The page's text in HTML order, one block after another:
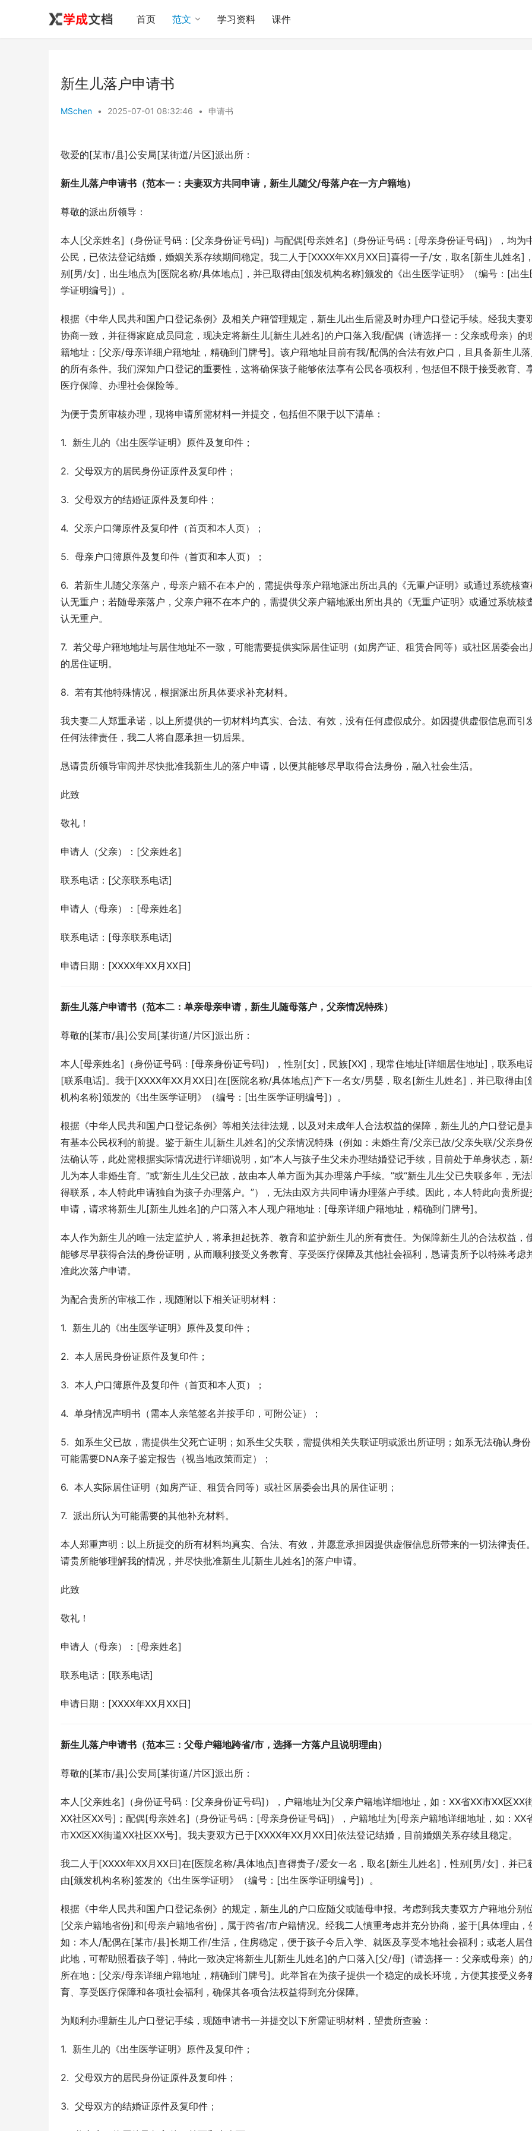
首页 范文 学习资料 课件
新生儿落户申请书
MSchen • 2025-07-01 08:32:46 • 申请书
敬爱的[某市/县]公安局[某街道/片区]派出所：
新生儿落户申请书（范本一：夫妻双方共同申请，新生儿随父/母落户在一方户籍地）
尊敬的派出所领导：
本人[父亲姓名]（身份证号码：[父亲身份证号码]）与配偶[母亲姓名]（身份证号码：[母亲身份证号码]），均为
公民，已依法登记结婚，婚姻关系存续期间稳定。我二人于[XXXX年XX月XX日]喜得一子/女，取名[新生儿姓名]
别[男/女]，出生地点为[医院名称/具体地点]，并已取得由[颁发机构名称]颁发的《出生医学证明》（编号：[出生
学证明编号]）。
根据《中华人民共和国户口登记条例》及相关户籍管理规定，新生儿出生后需及时办理户口登记手续。经我夫妻
协商一致，并征得家庭成员同意，现决定将新生儿[新生儿姓名]的户口落入我/配偶（请选择一：父亲或母亲）的
籍地址：[父亲/母亲详细户籍地址，精确到门牌号]。该户籍地址目前有我/配偶的合法有效户口，且具备新生儿
的所有条件。我们深知户口登记的重要性，这将确保孩子能够依法享有公民各项权利，包括但不限于接受教育、
医疗保障、办理社会保险等。
为便于贵所审核办理，现将申请所需材料一并提交，包括但不限于以下清单：
1.  新生儿的《出生医学证明》原件及复印件；
2.  父母双方的居民身份证原件及复印件；
3.  父母双方的结婚证原件及复印件；
4.  父亲户口簿原件及复印件（首页和本人页）；
5.  母亲户口簿原件及复印件（首页和本人页）；
6.  若新生儿随父亲落户，母亲户籍不在本户的，需提供母亲户籍地派出所出具的《无重户证明》或通过系统核
认无重户；若随母亲落户，父亲户籍不在本户的，需提供父亲户籍地派出所出具的《无重户证明》或通过系统核
认无重户。
7.  若父母户籍地地址与居住地址不一致，可能需要提供实际居住证明（如房产证、租赁合同等）或社区居委会出
的居住证明。
8.  若有其他特殊情况，根据派出所具体要求补充材料。
我夫妻二人郑重承诺，以上所提供的一切材料均真实、合法、有效，没有任何虚假成分。如因提供虚假信息而引
任何法律责任，我二人将自愿承担一切后果。
恳请贵所领导审阅并尽快批准我新生儿的落户申请，以便其能够尽早取得合法身份，融入社会生活。
此致
敬礼！
申请人（父亲）：[父亲姓名]
联系电话：[父亲联系电话]
申请人（母亲）：[母亲姓名]
联系电话：[母亲联系电话]
申请日期：[XXXX年XX月XX日]
新生儿落户申请书（范本二：单亲母亲申请，新生儿随母落户，父亲情况特殊）
尊敬的[某市/县]公安局[某街道/片区]派出所：
本人[母亲姓名]（身份证号码：[母亲身份证号码]），性别[女]，民族[XX]，现常住地址[详细居住地址]，联系电
[联系电话]。我于[XXXX年XX月XX日]在[医院名称/具体地点]产下一名女/男婴，取名[新生儿姓名]，并已取得由[
机构名称]颁发的《出生医学证明》（编号：[出生医学证明编号]）。
根据《中华人民共和国户口登记条例》等相关法律法规，以及对未成年人合法权益的保障，新生儿的户口登记是
有基本公民权利的前提。鉴于新生儿[新生儿姓名]的父亲情况特殊（例如：未婚生育/父亲已故/父亲失联/父亲身
法确认等，此处需根据实际情况进行详细说明，如“本人与孩子生父未办理结婚登记手续，目前处于单身状态，新
儿为本人非婚生育。”或“新生儿生父已故，故由本人单方面为其办理落户手续。”或“新生儿生父已失联多年，无
得联系，本人特此申请独自为孩子办理落户。”），无法由双方共同申请办理落户手续。因此，本人特此向贵所提
申请，请求将新生儿[新生儿姓名]的户口落入本人现户籍地址：[母亲详细户籍地址，精确到门牌号]。
本人作为新生儿的唯一法定监护人，将承担起抚养、教育和监护新生儿的所有责任。为保障新生儿的合法权益，
能够尽早获得合法的身份证明，从而顺利接受义务教育、享受医疗保障及其他社会福利，恳请贵所予以特殊考虑
准此次落户申请。
为配合贵所的审核工作，现随附以下相关证明材料：
1.  新生儿的《出生医学证明》原件及复印件；
2.  本人居民身份证原件及复印件；
3.  本人户口簿原件及复印件（首页和本人页）；
4.  单身情况声明书（需本人亲笔签名并按手印，可附公证）；
5.  如系生父已故，需提供生父死亡证明；如系生父失联，需提供相关失联证明或派出所证明；如系无法确认身
可能需要DNA亲子鉴定报告（视当地政策而定）；
6.  本人实际居住证明（如房产证、租赁合同等）或社区居委会出具的居住证明；
7.  派出所认为可能需要的其他补充材料。
本人郑重声明：以上所提交的所有材料均真实、合法、有效，并愿意承担因提供虚假信息所带来的一切法律责任
请贵所能够理解我的情况，并尽快批准新生儿[新生儿姓名]的落户申请。
此致
敬礼！
申请人（母亲）：[母亲姓名]
联系电话：[联系电话]
申请日期：[XXXX年XX月XX日]
新生儿落户申请书（范本三：父母户籍地跨省/市，选择一方落户且说明理由）
尊敬的[某市/县]公安局[某街道/片区]派出所：
本人[父亲姓名]（身份证号码：[父亲身份证号码]），户籍地址为[父亲户籍地详细地址，如：XX省XX市XX区XX
XX社区XX号]；配偶[母亲姓名]（身份证号码：[母亲身份证号码]），户籍地址为[母亲户籍地详细地址，如：XX
市XX区XX街道XX社区XX号]。我夫妻双方已于[XXXX年XX月XX日]依法登记结婚，目前婚姻关系存续且稳定。
我二人于[XXXX年XX月XX日]在[医院名称/具体地点]喜得贵子/爱女一名，取名[新生儿姓名]，性别[男/女]，并已
由[颁发机构名称]签发的《出生医学证明》（编号：[出生医学证明编号]）。
根据《中华人民共和国户口登记条例》的规定，新生儿的户口应随父或随母申报。考虑到我夫妻双方户籍地分别
[父亲户籍地省份]和[母亲户籍地省份]，属于跨省/市户籍情况。经我二人慎重考虑并充分协商，鉴于[具体理由，
如：本人/配偶在[某市/县]长期工作/生活，住房稳定，便于孩子今后入学、就医及享受本地社会福利；或老人居
此地，可帮助照看孩子等]，特此一致决定将新生儿[新生儿姓名]的户口落入[父/母]（请选择一：父亲或母亲）的
所在地：[父亲/母亲详细户籍地址，精确到门牌号]。此举旨在为孩子提供一个稳定的成长环境，方便其接受义务
育、享受医疗保障和各项社会福利，确保其各项合法权益得到充分保障。
为顺利办理新生儿户口登记手续，现随申请书一并提交以下所需证明材料，望贵所查验：
1.  新生儿的《出生医学证明》原件及复印件；
2.  父母双方的居民身份证原件及复印件；
3.  父母双方的结婚证原件及复印件；